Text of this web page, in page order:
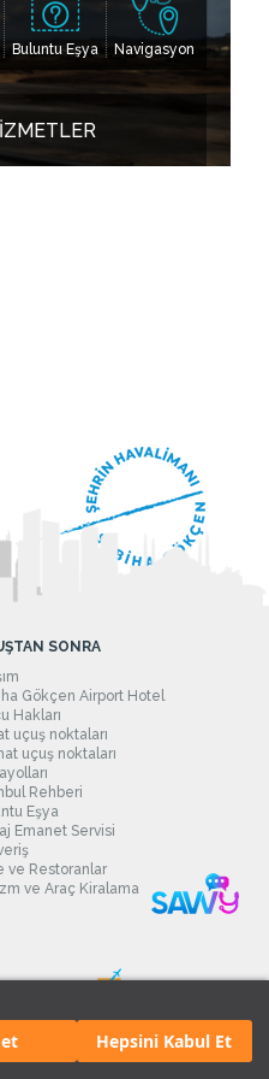
Hepsini Kabul Et
Buluntu Eşya Navigasyon
SONRA
Gökçen Airport Hotel
Hakları
uçuş noktaları
hat uçuş noktaları
Rehberi
Eşya
Emanet Servisi
ve Restoranlar
ve Araç Kiralama